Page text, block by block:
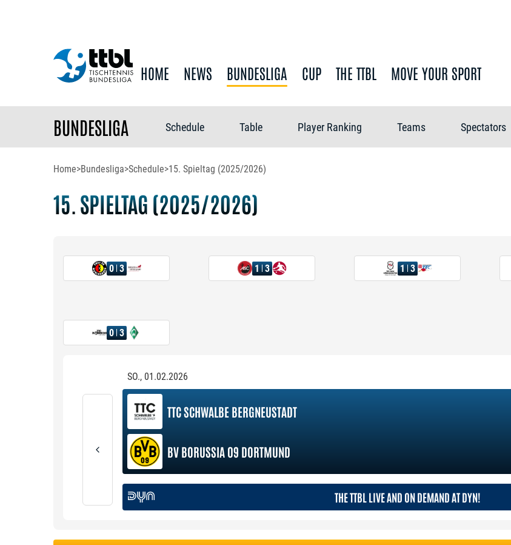
HOME NEWS BUNDESLIGA CUP THE TTBL MOVE YOUR SPORT
BUNDESLIGA Schedule Table Player Ranking Teams Spectators
Home>Bundesliga>Schedule>15. Spieltag (2025/2026)
15. SPIELTAG (2025/2026)
0 3 1 3 1 3
0 3
SO., 01.02.2026
TTC SCHWALBE BERGNEUSTADT
BV BORUSSIA 09 DORTMUND
THE TTBL LIVE AND ON DEMAND AT DYN!